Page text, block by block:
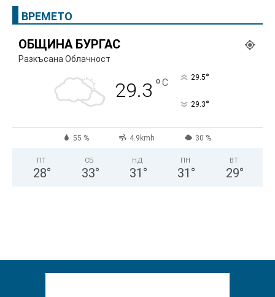
ВРЕМЕТО
ОБЩИНА БУРГАС
Разкъсана Облачност
29.3 °C 29.5°
29.3°
55 % 4.9kmh 30 %
ПТ
28°
СБ
33°
НД
31 °
ПН
31 °
ВТ
29°